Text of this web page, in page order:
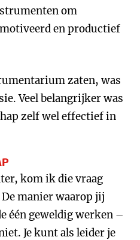
om
en productief
zaten, was
Veel belangrijker was
zelf wel effectief in
kom ik die vraag
manier waarop jij
één geweldig werken –
Je kunt als leider je